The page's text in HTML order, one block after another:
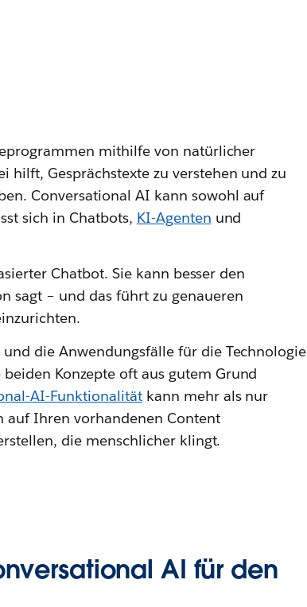
mithilfe von natürlicher
hilft, Gesprächstexte zu verstehen und zu
Conversational AI kann sowohl auf
sich in Chatbots, KI-Agenten und
Chatbot. Sie kann besser den
sagt – und das führt zu genaueren
die Anwendungsfälle für die Technologie
Konzepte oft aus gutem Grund
AI-Funktionalitätkann mehr als nur
Ihren vorhandenen Content
die menschlicher klingt.
AI für den